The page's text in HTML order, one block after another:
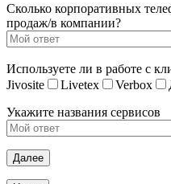
Сколько корпоративных
продаж/в компании?
Используете ли в работе с
Jivosite
Livetex Verbox
Укажите названия сервисов